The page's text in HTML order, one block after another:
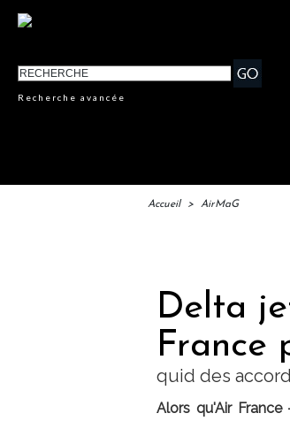
Recherche avancée
Accueil > AirMaG
Delta
France
quid des
Alors qu'Air